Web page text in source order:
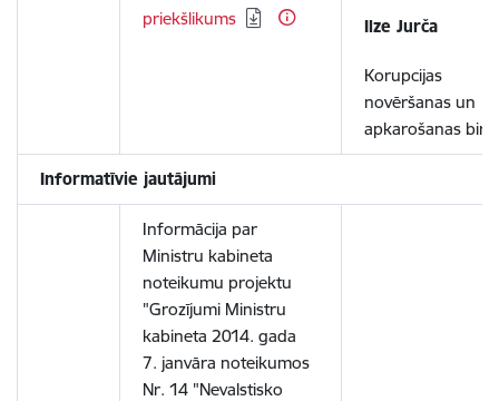
priekšlikums
Ilze Jurča
Korupcijas
novēršanas un
apkarošanas
Informatīvie jautājumi
Informācija par
Ministru kabineta
noteikumu projektu
"Grozījumi Ministru
kabineta 2014. gada
7. janvāra noteikumos
Nr. 14 "Nevalstisko